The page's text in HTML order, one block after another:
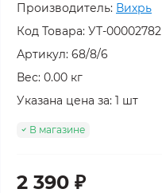
Производитель: Вихрь
Код Товара: УТ-00002782
Артикул: 68/8/6
Вес: 0.00 кг
Указана цена за: 1 шт
В магазине
2 390 ₽